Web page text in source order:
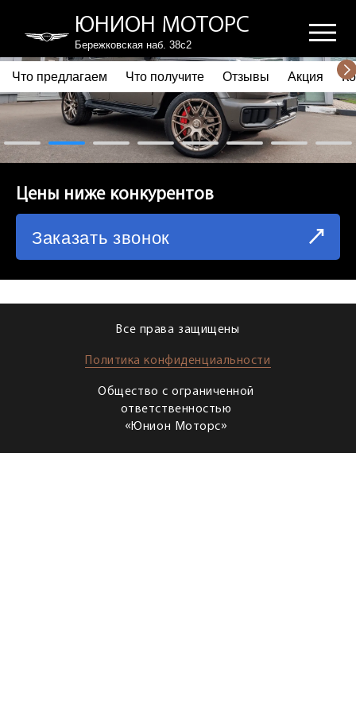
ЮНИОН МОТОРС
Бережковская наб. 38с2
ПОЧЕМУ ВЫБИРАЮТ НАС
ЧТО ПРЕДЛАГАЕМ
ЧТО ПОЛУЧИТЕ
СХЕМА ПРОЕЗДА
Что предлагаем Что получите Отзывы Акция
Цены ниже конкурентов
Заказать звонок
Все права защищены
Политика конфиденциальности
Общество с ограниченной
ответственностью
«Юнион Моторс»